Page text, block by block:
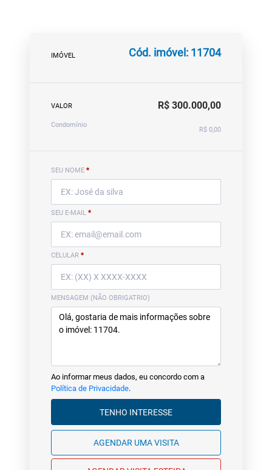
IMÓVEL Cód. imóvel: 11704
VALOR R$ 300.000,00
Condomínio
R$ 0,00
SEU NOME *
SEU E-MAIL *
CELULAR *
MENSAGEM (NÃO OBRIGATRIO)
Ao informar meus dados, eu concordo com a
Política de Privacidade.
TENHO INTERESSE
AGENDAR UMA VISITA